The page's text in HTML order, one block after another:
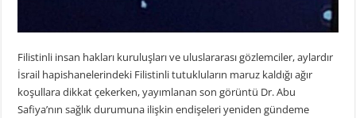
Filistinli insan hakları kuruluşları ve uluslararası gözlemciler, aylardır
İsrail hapishanelerindeki Filistinli tutukluların maruz kaldığı ağır
koşullara dikkat çekerken, yayımlanan son görüntü Dr. Abu
Safiya’nın sağlık durumuna ilişkin endişeleri yeniden gündeme